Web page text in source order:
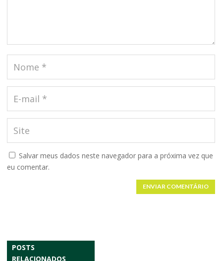
Salvar meus dados neste navegador para a próxima vez que
eu comentar.
ENVIAR COMENTÁRIO
POSTS
RELACIONADOS